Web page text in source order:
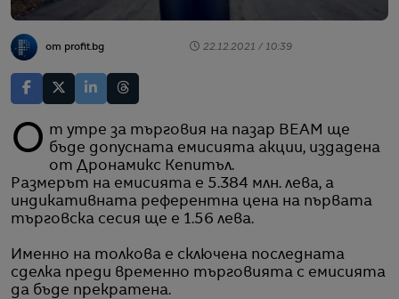
от profit.bg 22.12.2021 / 10:39
От утре за търговия на пазар BEAM ще бъде допусната емисията акции, издадена
от Дронамикс Кепитъл.
Размерът на емисията е 5.384 млн. лева, а
индикативната референтна цена на първата
търговска сесия ще е 1.56 лева.
Именно на толкова е сключена последната
сделка преди временно търговията с емисията
да бъде прекратена.